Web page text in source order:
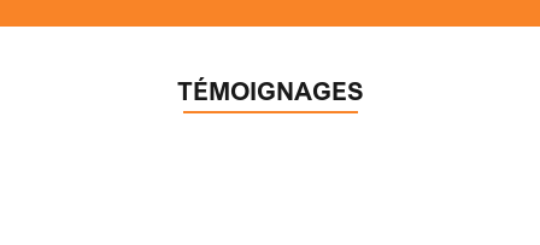
TÉMOIGNAGES